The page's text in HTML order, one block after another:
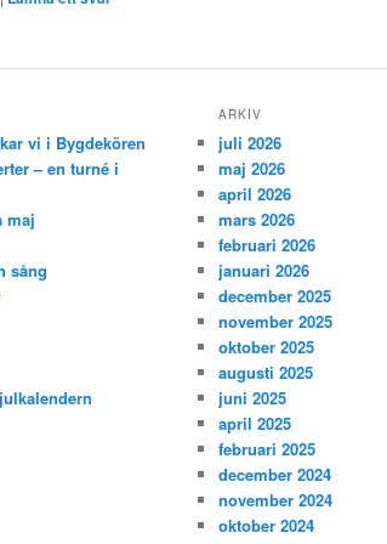
vi i Bygdekören
– en turné i
maj
sång
ARKIV
juli 2026
maj 2026
april 2026
mars 2026
februari 2026
januari 2026
december 2025
november 2025
oktober 2025
augusti 2025
juni 2025
april 2025
februari 2025
december 2024
november 2024
oktober 2024